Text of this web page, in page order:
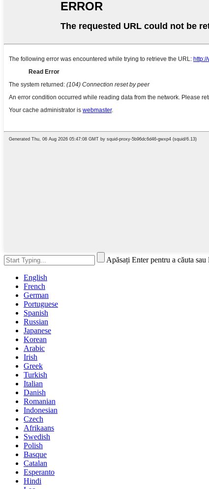
Apăsați Enter pentru a căuta
English
French
German
Portuguese
Spanish
Russian
Japanese
Korean
Arabic
Irish
Greek
Turkish
Italian
Danish
Romanian
Indonesian
Czech
Afrikaans
Swedish
Polish
Basque
Catalan
Esperanto
Hindi